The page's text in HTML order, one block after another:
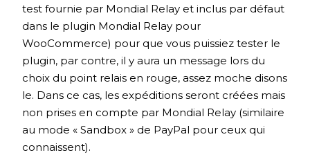
test fournie par Mondial Relay et inclus par défaut
dans le plugin Mondial Relay pour
WooCommerce) pour que vous puissiez tester le
plugin, par contre, il y aura un message lors du
choix du point relais en rouge, assez moche disons
le. Dans ce cas, les expéditions seront créées mais
non prises en compte par Mondial Relay (similaire
au mode « Sandbox » de PayPal pour ceux qui
connaissent).